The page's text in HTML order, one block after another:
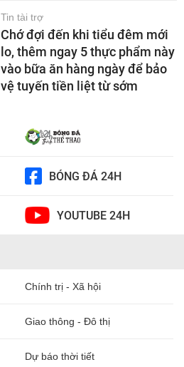
Tin tài trợ
Chớ đợi đến khi tiểu đêm mới
lo, thêm ngay 5 thực phẩm này
vào bữa ăn hàng ngày để bảo
vệ tuyến tiền liệt từ sớm
BÓNG ĐÁ 24H
YOUTUBE 24H
Chính trị - Xã hội
Giao thông - Đô thị
Dự báo thời tiết